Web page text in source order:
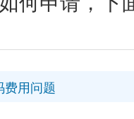
费用问题